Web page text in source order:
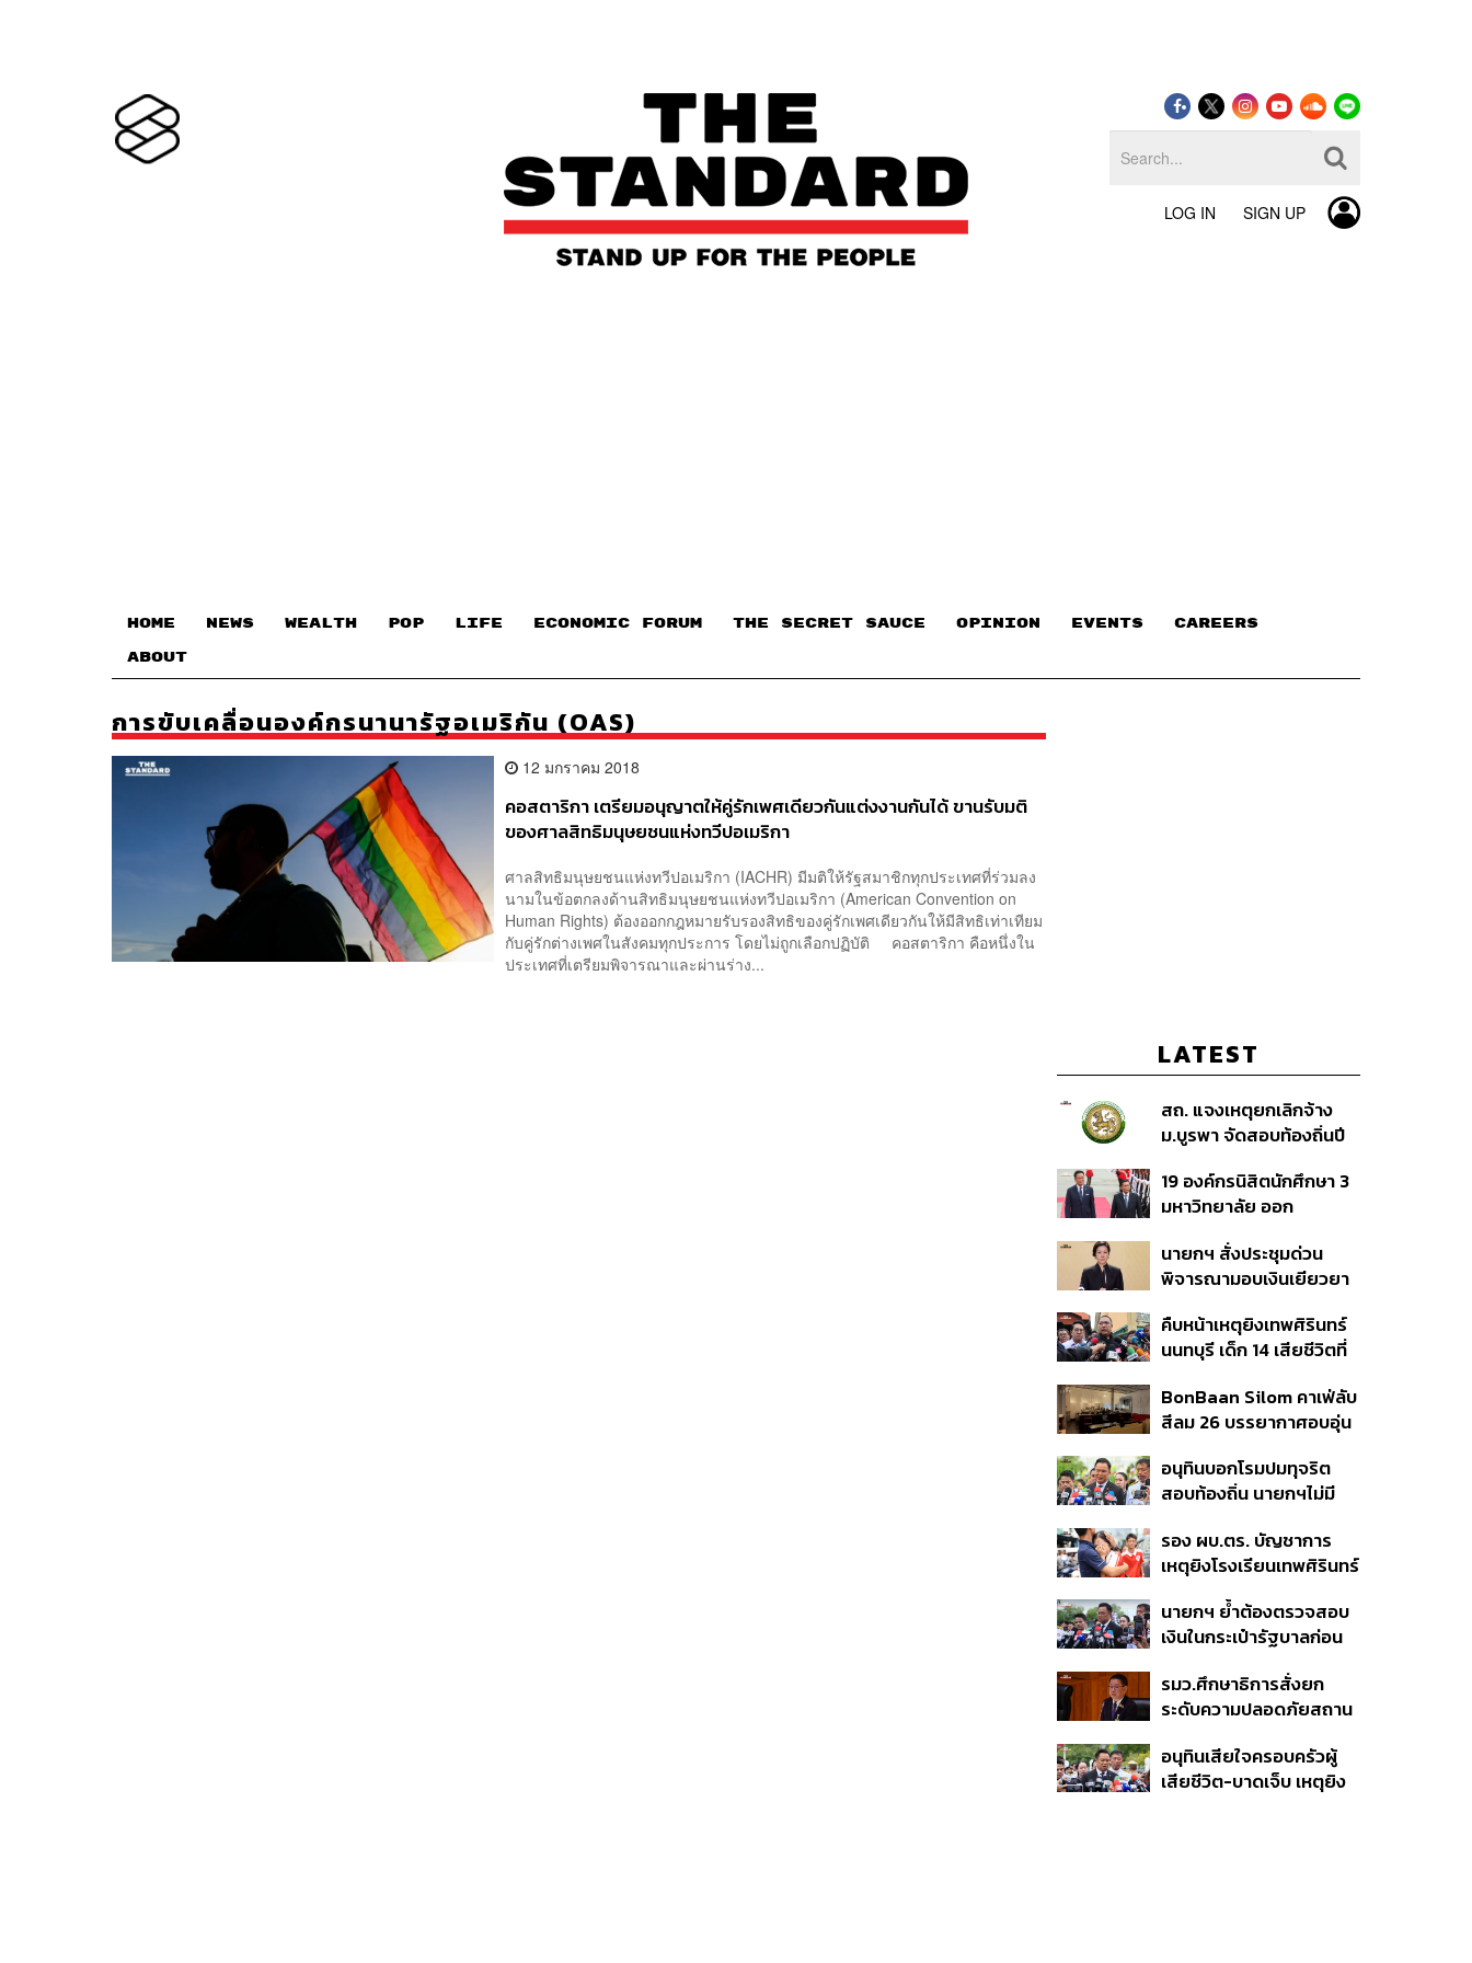
LOG IN SIGN UP
HOME NEWS WEALTH POP LIFE ECONOMIC FORUM THE SECRET SAUCE​ OPINION EVENTS CAREERS
ABOUT
การขับเคลื่อนองค์กรนานารัฐอเมริกัน (OAS)
12 มกราคม 2018
คอสตาริกา เตรียมอนุญาตให้คู่รักเพศเดียวกันแต่งงานกันได้ ขานรับมติ
ของศาลสิทธิมนุษยชนแห่งทวีปอเมริกา
ศาลสิทธิมนุษยชนแห่งทวีปอเมริกา (IACHR) มีมติให้รัฐสมาชิกทุกประเทศที่ร่วมลง
นามในข้อตกลงด้านสิทธิมนุษยชนแห่งทวีปอเมริกา (American Convention on
Human Rights) ต้องออกกฎหมายรับรองสิทธิของคู่รักเพศเดียวกันให้มีสิทธิเท่าเทียม
กับคู่รักต่างเพศในสังคมทุกประการ โดยไม่ถูกเลือกปฏิบัติ คอสตาริกา คือหนึ่งใน
ประเทศที่เตรียมพิจารณาและผ่านร่าง...
LATEST
สถ. แจงเหตุยกเลิกจ้าง
ม.บูรพา จัดสอบท้องถิ่นปี
19 องค์กรนิสิตนักศึกษา 3
มหาวิทยาลัย ออก
รัฐบาลต้อนรับ ‘มิน อ่อง
หล่าย’
นายกฯ สั่งประชุมด่วน
พิจารณามอบเงินเยียวยา
ลบ. ทุพพลภาพ 7 แสนบาท
บาดเจ็บสาหัส 2 แสนบาท
บาท
คืบหน้าเหตุยิงเทพศิรินทร์
นนทบุรี เด็ก 14 เสียชีวิตที่
เสียชีวิต 5 ราย เจ็บ 22
ราย
BonBaan Silom คาเฟ่ลับ
สีลม 26 บรรยากาศอบอุ่น
อนุทินบอกโรมปมทุจริต
สอบท้องถิ่น นายกฯไม่มี
คนผิดมาลงโทษ
รอง ผบ.ตร. บัญชาการ
เหตุยิงโรงเรียนเทพศิรินทร์
ยืนยันไร้คนติดค้าง พบศพ
ปู่-ย่าที่บ้านพักผู้ก่อเหตุ
นายกฯ ย้ำต้องตรวจสอบ
เงินในกระเป๋ารัฐบาลก่อน
เฟส 2 หรือปรับเกณฑ์
50:50 ยันเงินคงคลัง
รมว.ศึกษาธิการสั่งยก
ระดับความปลอดภัยสถาน
แชร์เพื่อระงับพฤติกรรม
เลียนแบบ หลังเหตุยิงใน
อนุทินเสียใจครอบครัวผู้
เสียชีวิต-บาดเจ็บ เหตุยิง